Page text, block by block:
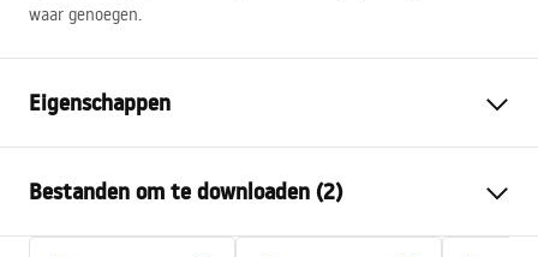
waar genoegen.
Eigenschappen
Materiaal
ABS
Montagewijze
Geschroefd
Bestanden om te downloaden (2)